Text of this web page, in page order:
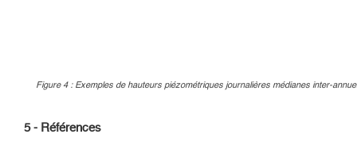
Figure 4 : Exemples de hauteurs piézométriques journalières médianes inter-
5 - Références